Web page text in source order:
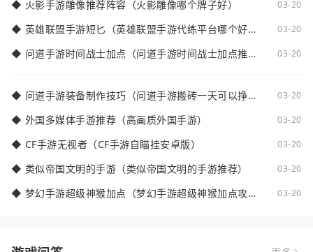
◆ 火影手游雕像推荐阵容（火影雕像哪个牌子好） 03-20
◆ 英雄联盟手游短匕（英雄联盟手游代练平台哪个好
03-20
◆ 问道手游时间战士加点（问道手游时间战士加点推
03-20
◆ 问道手游装备制作技巧（问道手游搬砖一天可以挣多
03-20
◆ 外国多媒体手游推荐（高画质外国手游） 03-20
◆ CF手游无视者（CF手游自瞄挂安卓版） 03-20
◆ 类似帝国文明的手游（类似帝国文明的手游推荐） 03-20
◆ 梦幻手游超级神猴加点（梦幻手游超级神猴加点攻
03-20